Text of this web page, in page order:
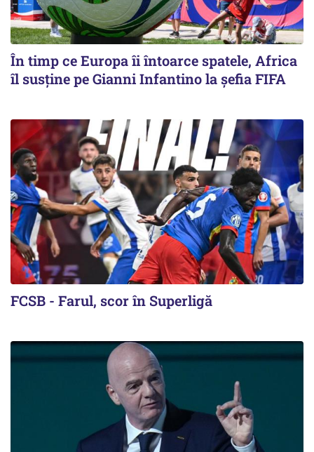
În timp ce Europa îi întoarce spatele, Africa
îl susține pe Gianni Infantino la șefia FIFA
FCSB - Farul, scor în Superligă